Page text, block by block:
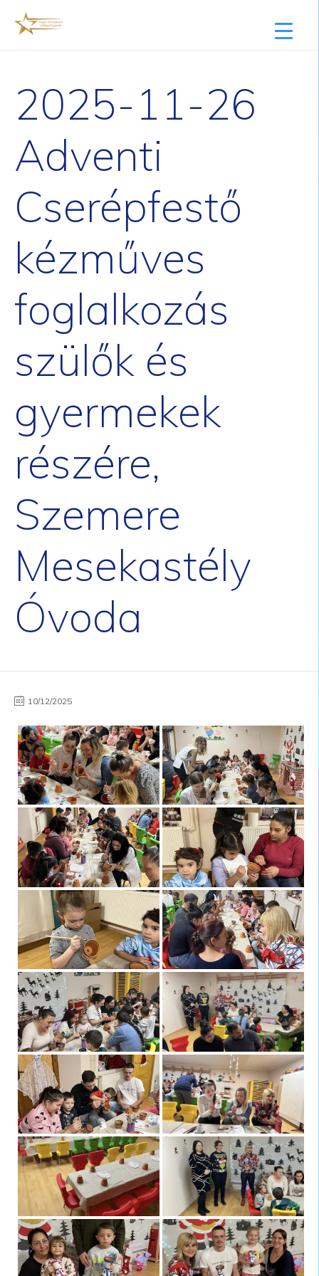
2025-11-26
Adventi
Cserépfestő
kézműves
foglalkozás
szülők és
gyermekek
részére,
Szemere
Mesekastély
Óvoda
10/12/2025